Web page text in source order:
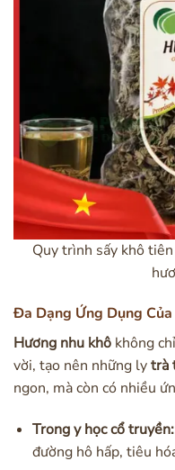
Quy trình sấy khô
Đa Dạng Ứng Dụng
Hương nhu khô không
vời, tạo nên những lytrà
ngon, mà còn có nhiều
Trong y học cổ truyền:
đường hô hấp, tiêu